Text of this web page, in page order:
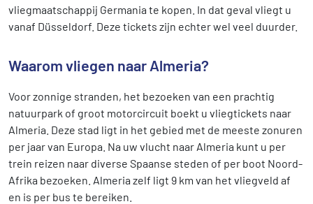
vliegmaatschappij Germania te kopen. In dat geval vliegt u
vanaf Düsseldorf. Deze tickets zijn echter wel veel duurder.
Waarom vliegen naar Almeria?
Voor zonnige stranden, het bezoeken van een prachtig
natuurpark of groot motorcircuit boekt u vliegtickets naar
Almeria. Deze stad ligt in het gebied met de meeste zonuren
per jaar van Europa. Na uw vlucht naar Almeria kunt u per
trein reizen naar diverse Spaanse steden of per boot Noord-
Afrika bezoeken. Almeria zelf ligt 9 km van het vliegveld af
en is per bus te bereiken.